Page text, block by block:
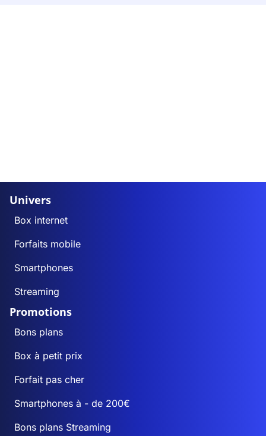
Univers
Box internet
Forfaits mobile
Smartphones
Streaming
Promotions
Bons plans
Box à petit prix
Forfait pas cher
Smartphones à - de 200€
Bons plans Streaming